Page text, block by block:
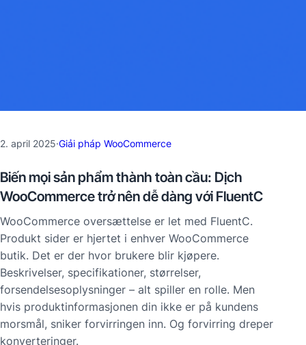
2. april 2025·Giải pháp WooCommerce
Biến mọi sản phẩm thành toàn cầu: Dịch
WooCommerce trở nên dễ dàng với FluentC
WooCommerce oversættelse er let med FluentC.
Produkt sider er hjertet i enhver WooCommerce
butik. Det er der hvor brukere blir kjøpere.
Beskrivelser, specifikationer, størrelser,
forsendelsesoplysninger – alt spiller en rolle. Men
hvis produktinformasjonen din ikke er på kundens
morsmål, sniker forvirringen inn. Og forvirring dreper
konverteringer.